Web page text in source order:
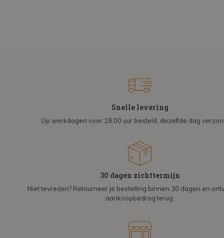
Snelle levering
Op werkdagen voor 18:00 uur besteld, dezelfde dag
30 dagen zichttermijn
Niet tevreden? Retourneer je bestelling binnen 30 dagen en
aankoopbedrag terug.